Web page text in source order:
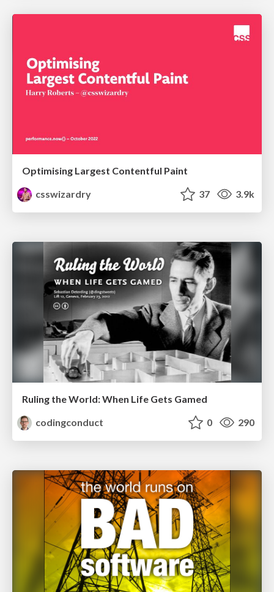
Optimising Largest Contentful Paint
csswizardry
37 3.9k
Ruling the World: When Life Gets Gamed
codingconduct
0 290